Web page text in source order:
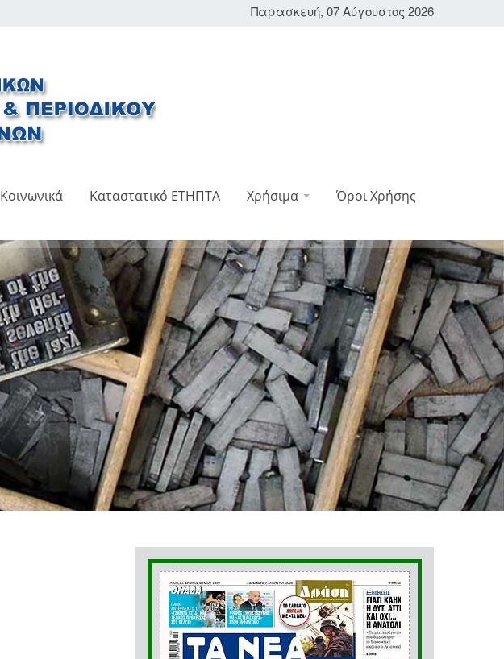
Παρασκευή, 07 Αύγουστος 2026
Κοινωνικά Καταστατικό ΕΤΗΠΤΑ Χρήσιμα Όροι Χρήσης